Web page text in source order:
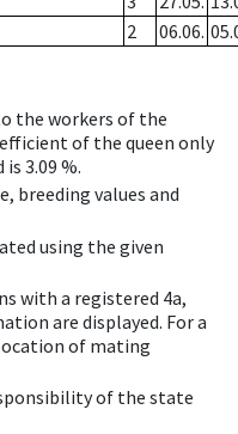
2 06.06.
the workers of the
of the queen only
3.09 %.
breeding values and
using the given
with a registered 4a,
are displayed. For a
of mating
of the state